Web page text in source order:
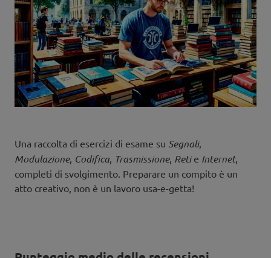
Una raccolta di esercizi di esame su Segnali,
Modulazione, Codifica, Trasmissione, Retie Internet,
completi di svolgimento. Preparare un compito è un
atto creativo, non è un lavoro usa-e-getta!